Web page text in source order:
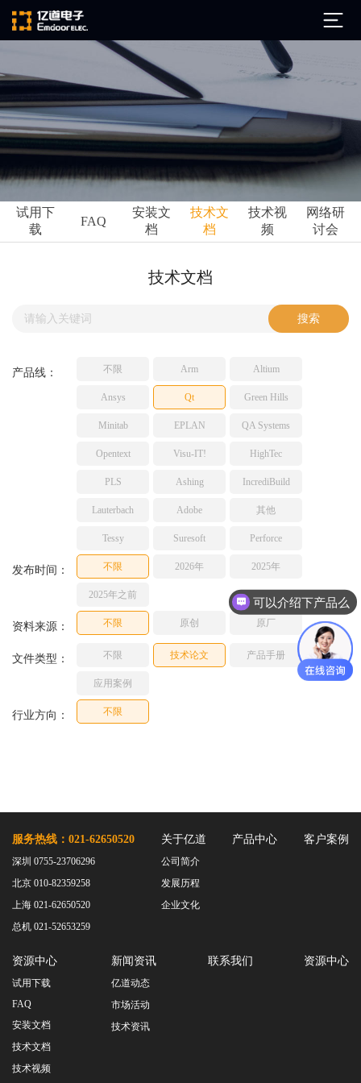
公司简介
发展历程
企业文化
ARM
Ansys
Perforce
TESSY
亿道动态
市场活动
技术文档
网络研讨会
试用下
载
FAQ
安装文
档
技术文
档
技术视
频
网络研
讨会
技术文档
产品线： 不限 Arm Altium
Ansys Qt Green Hills
Minitab EPLAN QA Systems
Opentext Visu-IT! HighTec
PLS Ashing IncrediBuild
Lauterbach Adobe 其他
Tessy Suresoft Perforce
发布时间： 不限 2026年 2025年
2025年之前
资料来源： 不限 原创 原厂
文件类型： 不限 技术论文 产品手册
应用案例
行业方向： 不限
服务热线：021-62650520
深圳 0755-23706296
北京 010-82359258
上海 021-62650520
总机 021-52653259
关于亿道
公司简介
发展历程
企业文化
产品中心 客户案例
资源中心
试用下载
FAQ
安装文档
技术文档
技术视频
新闻资讯
亿道动态
市场活动
技术资讯
联系我们 资源中心
可以介绍下产品么